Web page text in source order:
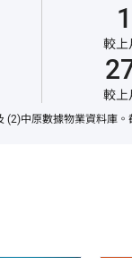
較上
較上
(2)中原數據物業資料庫。